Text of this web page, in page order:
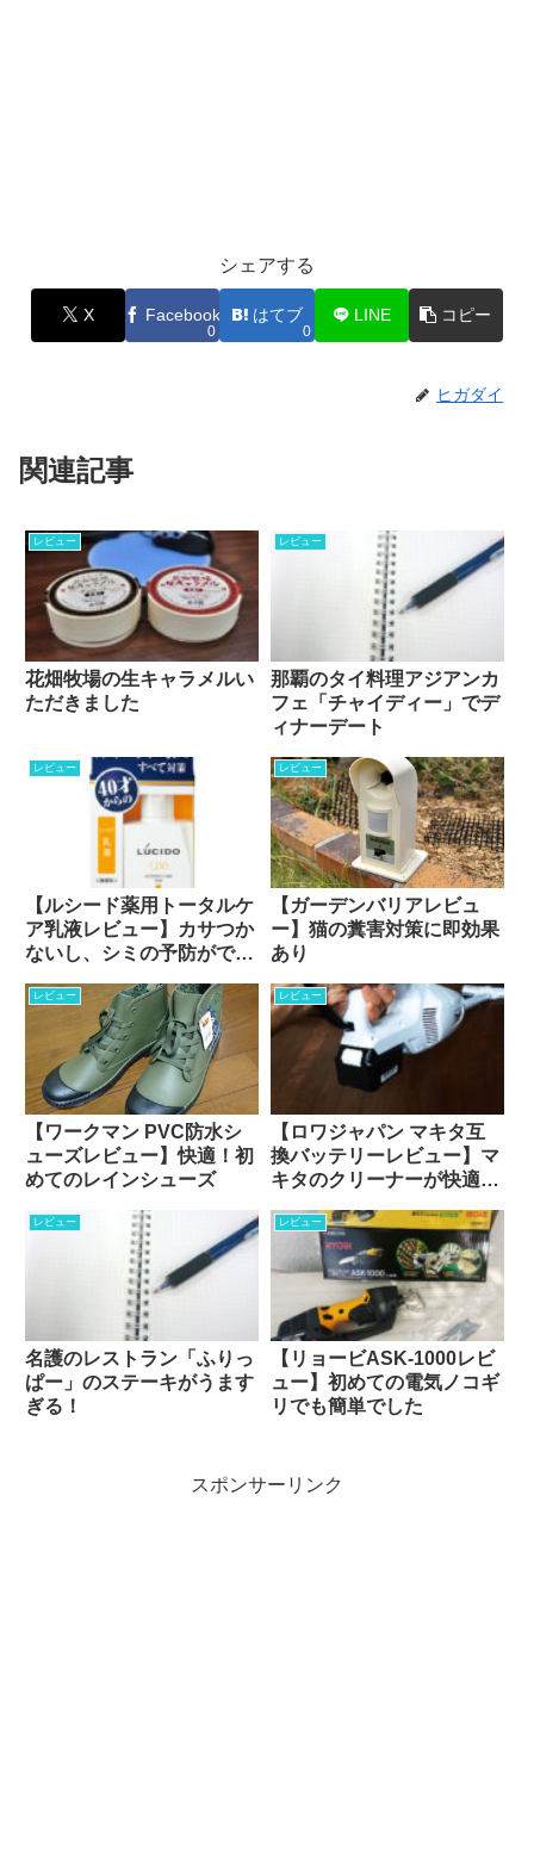
シェアする
X Facebook
0
はてブ
0
LINE コピー
ヒガダイ
関連記事
レビュー
花畑牧場の生キャラメルい
ただきました
レビュー
那覇のタイ料理アジアンカ
フェ「チャイディー」でデ
ィナーデート
レビュー
【ルシード薬用トータルケ
ア乳液レビュー】カサつか
ないし、シミの予防ができ
レビュー
【ガーデンバリアレビュ
ー】猫の糞害対策に即効果
あり
レビュー
【ワークマン PVC防水シ
ューズレビュー】快適！初
めてのレインシューズ
レビュー
【ロワジャパン マキタ互
換バッテリーレビュー】マ
キタのクリーナーが快適に
レビュー
名護のレストラン「ふりっ
ぱー」のステーキがうます
ぎる！
レビュー
【リョービASK-1000レビ
ュー】初めての電気ノコギ
リでも簡単でした
スポンサーリンク